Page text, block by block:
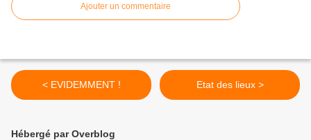
Ajouter un commentaire
< EVIDEMMENT ! Etat des lieux >
Hébergé par Overblog